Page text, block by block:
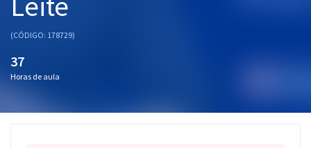
(CÓDIGO: 178729)
37
Horas de aula